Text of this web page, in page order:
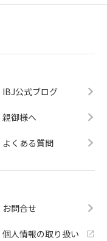
IBJ公式ブログ
親御様へ
よくある質問
お問合せ
個人情報の取り扱い